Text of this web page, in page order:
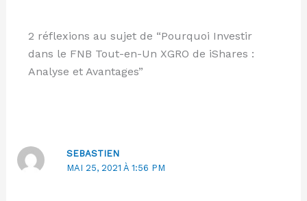
2 réflexions au sujet de “Pourquoi Investir
dans le FNB Tout-en-Un XGRO de iShares :
Analyse et Avantages”
SEBASTIEN
MAI 25, 2021 À 1:56 PM